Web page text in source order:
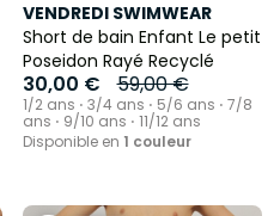
VENDREDI SWIMWEAR
Short de bain Enfant Le petit
Poseidon Rayé Recyclé
30,00 € 59,00 €
1/2 ans ⋅ 3/4 ans ⋅ 5/6 ans ⋅ 7/8
ans ⋅ 9/10 ans ⋅ 11/12 ans
Disponible en 1 couleur